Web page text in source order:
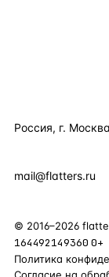
Россия, г.
mail@flatters.ru
© 2016–2026
164492149360 0+
Политика
Согласие на